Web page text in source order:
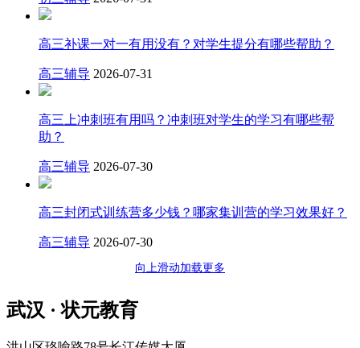
高三补课一对一有用没有？对学生提分有哪些帮助？
高三辅导 2026-07-31
高三上冲刺班有用吗？冲刺班对学生的学习有哪些帮
助？
高三辅导 2026-07-30
高三封闭式训练营多少钱？哪家集训营的学习效果好？
高三辅导 2026-07-30
向上滑动加载更多
武汉 · 状元教育